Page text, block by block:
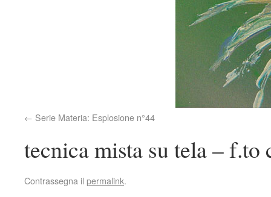
Serie Materia: Esplosione n°44
tecnica mista su tela – f.to
Contrassegna il permalink.